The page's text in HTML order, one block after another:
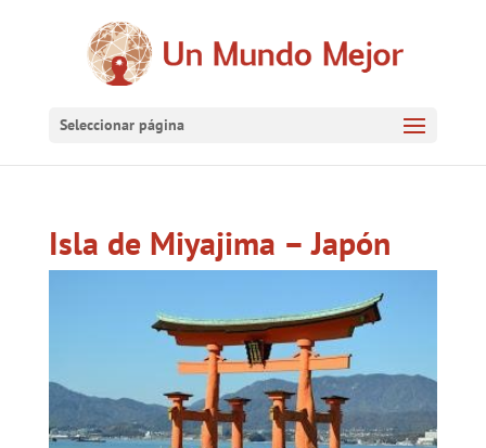
Seleccionar página
Isla de Miyajima – Japón